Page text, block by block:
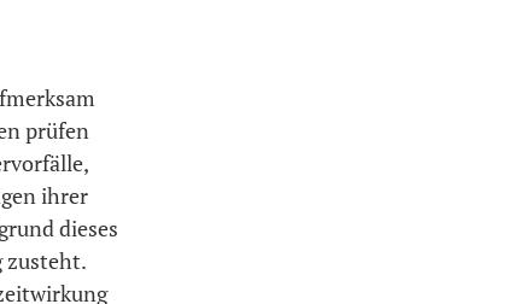
prüfen
ihrer
dieses
zusteht.